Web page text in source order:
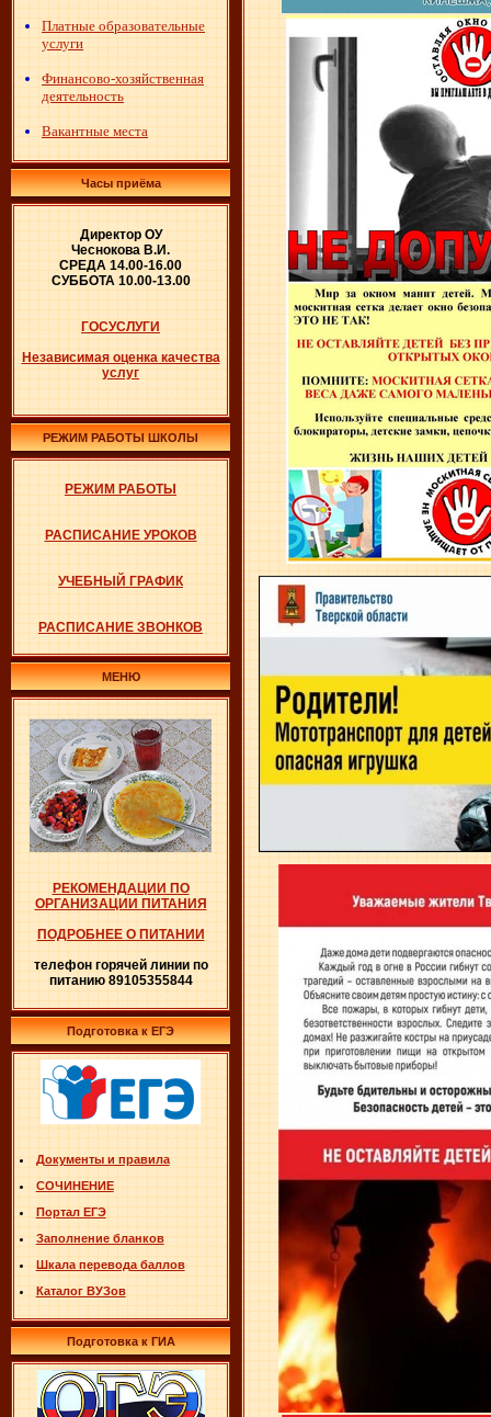
Платные образовательные
услуги
Финансово-хозяйственная
деятельность
Вакантные места
Часы приёма
Директор ОУ
Чеснокова В.И.
СРЕДА 14.00-16.00
СУББОТА 10.00-13.00
ГОСУСЛУГИ
Независимая оценка качества
услуг
РЕЖИМ РАБОТЫ ШКОЛЫ
РЕЖИМ РАБОТЫ
РАСПИСАНИЕ УРОКОВ
УЧЕБНЫЙ ГРАФИК
РАСПИСАНИЕ ЗВОНКОВ
МЕНЮ
РЕКОМЕНДАЦИИ ПО
ОРГАНИЗАЦИИ ПИТАНИЯ
ПОДРОБНЕЕ О ПИТАНИИ
телефон горячей линии по
питанию 89105355844
Подготовка к ЕГЭ
Документы и правила
СОЧИНЕНИЕ
Портал ЕГЭ
Заполнение бланков
Шкала перевода баллов
Каталог ВУЗов
Подготовка к ГИА